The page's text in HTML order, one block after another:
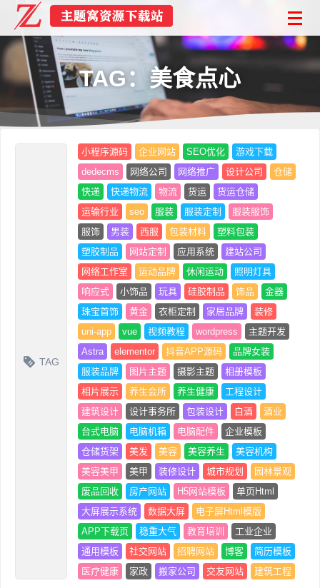
TAG：美食点心
TAG
小程序源码 企业网站 SEO优化
游戏下载
dedecms
网络公司 网络推广 设计公司
仓储
快递
快递物流 物流 货运
货运仓储
运输行业
seo 服装 服装定制
服装服饰
服饰
男装 西服 包装材料
塑料包装
塑胶制品
网站定制 应用系统
建站公司
网络工作室
运动品牌 休闲运动
照明灯具
响应式
小饰品 玩具 硅胶制品 饰品
金器
珠宝首饰
黄金 衣柜定制 家居品牌
装修
uni-app
vue 视频教程 wordpress
主题开发
Astra
elementor 抖音APP源码
品牌女装
服装品牌
图片主题 摄影主题
相册模板
相片展示
养生会所 养生健康
工程设计
建筑设计
设计事务所 包装设计 白酒
酒业
台式电脑
电脑机箱 电脑配件
企业模板
仓储货架
美发 美容 美容养生
美容机构
美容美甲
美甲 装修设计 城市规划
园林景观
废品回收
房产网站 H5网站模板
单页Html
大屏展示系统
数据大屏
电子屏Html模版
APP下载页
稳重大气 教育培训
工业企业
通用模板
社交网站 招聘网站 博客
简历模板
医疗健康
家政 搬家公司 交友网站 建筑工程